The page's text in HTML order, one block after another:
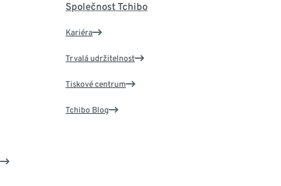
Společnost Tchibo
Kariéra
Trvalá udržitelnost
Tiskové centrum
Tchibo Blog